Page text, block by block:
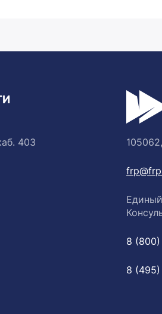
403
8
8 (495)